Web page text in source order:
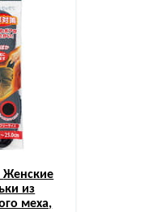
Женские
из
меха,